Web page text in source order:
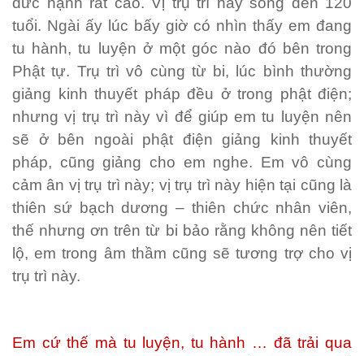
tuổi. Ngài ấy lúc bấy giờ có nhìn thấy em đang
tu hành, tu luyện ở một góc nào đó bên trong
Phật tự. Trụ trì vô cùng từ bi, lúc bình thường
giảng kinh thuyết pháp đều ở trong phật điện;
nhưng vị trụ trì này vì để giúp em tu luyện nên
sẽ ở bên ngoài phật điện giảng kinh thuyết
pháp, cũng giảng cho em nghe. Em vô cùng
cảm ân vị trụ trì này; vị trụ trì này hiện tại cũng là
thiên sứ bạch dương – thiên chức nhân viên,
thế nhưng ơn trên từ bi bảo rằng không nên tiết
lộ, em trong âm thầm cũng sẽ tương trợ cho vị
trụ trì này.
Em cứ thế mà tu luyện, tu hành … đã trải qua